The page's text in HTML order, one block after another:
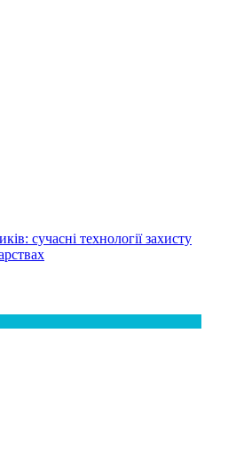
сучасні технології захисту